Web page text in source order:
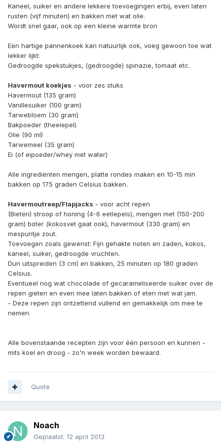
Kaneel, suiker en andere lekkere toevoegingen erbij, even laten
rusten (vijf minuten) en bakken met wat olie.
Wordt snel gaar, ook op een kleine warmte bron
Een hartige pannenkoek kan natuurlijk ook, voeg gewoon toe wat
lekker lijkt:
Gedroogde spekstukjes, (gedroogde) spinazie, tomaat etc.
Havermout koekjes - voor zes stuks
Havermout (135 gram)
Vanillesuiker (100 gram)
Tarwebloem (30 gram)
Bakpoeder (theelepel)
Olie (90 ml)
Tarwemeel (35 gram)
Ei (of eipoeder/whey met water)
Alle ingrediënten mengen, platte rondes maken en 10-15 min
bakken op 175 graden Celsius bakken.
Havermoutreep/Flapjacks - voor acht repen
(Bieten) stroop of honing (4-6 eetlepels), mengen met (150-200
gram) boter (kokosvet gaat ook), havermout (330 gram) en
mespuntje zout.
Toevoegen zoals gewenst: Fijn gehakte noten en zaden, kokos,
kaneel, suiker, gedroogde vruchten.
Dun uitspreiden (3 cm) en bakken, 25 minuten op 180 graden
Celsius.
Eventueel nog wat chocolade of gecarameliseerde suiker over de
repen gieten en even mee laten bakken of eten met wat jam.
- Deze repen zijn ontzettend vullend en gemakkelijk om mee te
nemen.
Alle bovenstaande recepten zijn voor één persoon en kunnen -
mits koel en droog - zo'n week worden bewaard.
Quote
Noach
Geplaatst: 12 april 2013